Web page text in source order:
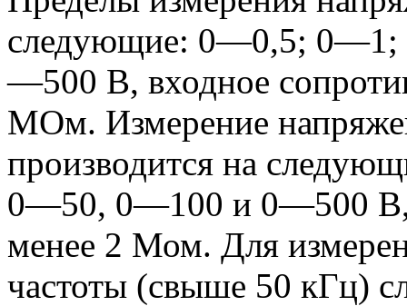
следующие: 0—0,5;
—500 В, входное
МОм. Измерение
производится на
0—50, 0—100 и 0—500 В,
менее 2 Мом. Для
частоты (свыше 50 кГц)